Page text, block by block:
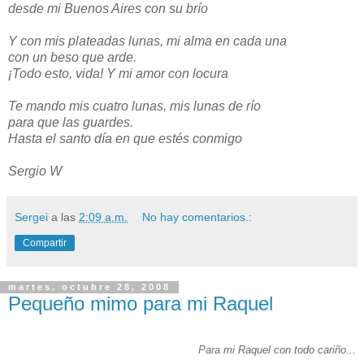
desde mi Buenos Aires con su brío
Y con mis plateadas lunas, mi alma en cada una
con un beso que arde.
¡Todo esto, vida! Y mi amor con locura
Te mando mis cuatro lunas, mis lunas de río
para que las guardes.
Hasta el santo día en que estés conmigo
Sergio W
Sergei a las 2:09 a.m. No hay comentarios.:
Compartir
martes, octubre 28, 2008
Pequeño mimo para mi Raquel
Para mi Raquel con todo cariño...